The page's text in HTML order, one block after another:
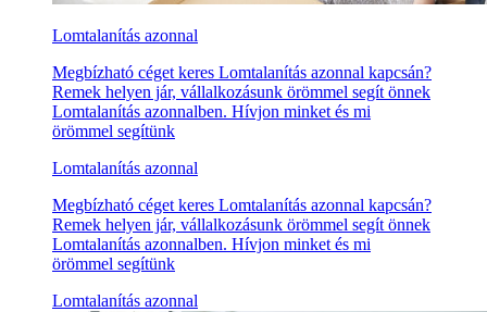
Lomtalanítás azonnal
Megbízható céget keres Lomtalanítás azonnal kapcsán?
Remek helyen jár, vállalkozásunk örömmel segít önnek
Lomtalanítás azonnalben. Hívjon minket és mi
örömmel segítünk
Lomtalanítás azonnal
Megbízható céget keres Lomtalanítás azonnal kapcsán?
Remek helyen jár, vállalkozásunk örömmel segít önnek
Lomtalanítás azonnalben. Hívjon minket és mi
örömmel segítünk
Lomtalanítás azonnal